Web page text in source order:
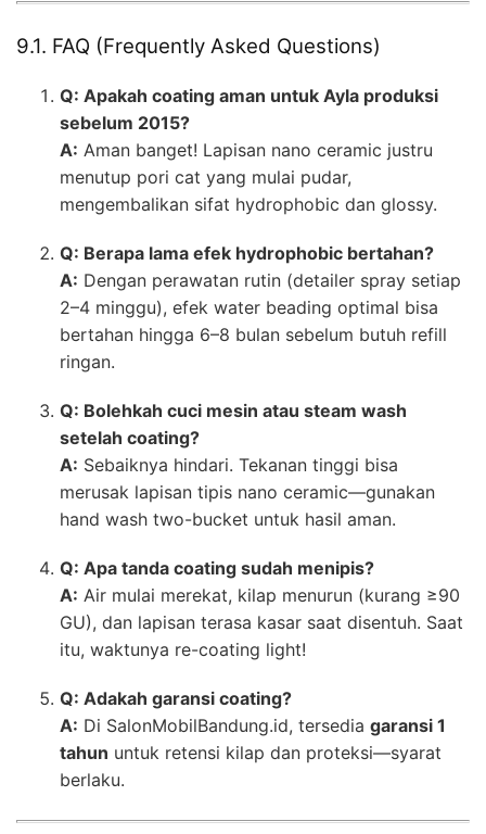
9.1. FAQ (Frequently Asked Questions)
Q: Apakah coating aman untuk Ayla produksi
sebelum 2015?
A: Aman banget! Lapisan nano ceramic justru
menutup pori cat yang mulai pudar,
mengembalikan sifat hydrophobic dan glossy.
Q: Berapa lama efek hydrophobic bertahan?
A: Dengan perawatan rutin (detailer spray setiap
2–4 minggu), efek water beading optimal bisa
bertahan hingga 6–8 bulan sebelum butuh refill
ringan.
Q: Bolehkah cuci mesin atau steam wash
setelah coating?
A: Sebaiknya hindari. Tekanan tinggi bisa
merusak lapisan tipis nano ceramic—gunakan
hand wash two-bucket untuk hasil aman.
Q: Apa tanda coating sudah menipis?
A: Air mulai merekat, kilap menurun (kurang ≥90
GU), dan lapisan terasa kasar saat disentuh. Saat
itu, waktunya re-coating light!
Q: Adakah garansi coating?
A: Di SalonMobilBandung.id, tersedia garansi 1
tahun untuk retensi kilap dan proteksi—syarat
berlaku.